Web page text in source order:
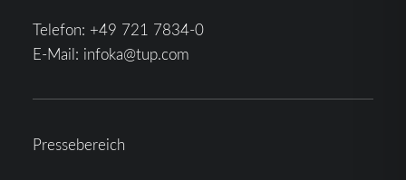
Telefon: +49 721 7834-0
E-Mail: infoka@tup.com
Pressebereich